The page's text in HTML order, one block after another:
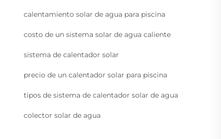
calentamiento solar de agua para piscina
costo de un sistema solar de agua caliente
sistema de calentador solar
precio de un calentador solar para piscina
tipos de sistema de calentador solar de agua
colector solar de agua